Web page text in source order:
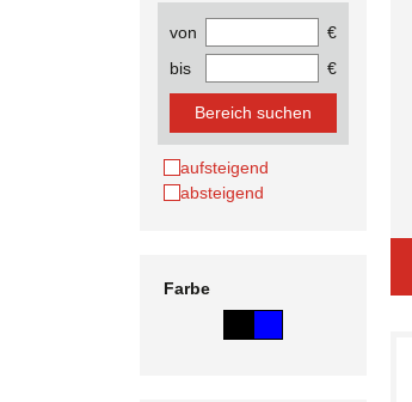
von
€
bis
€
Bereich suchen
aufsteigend
absteigend
Farbe